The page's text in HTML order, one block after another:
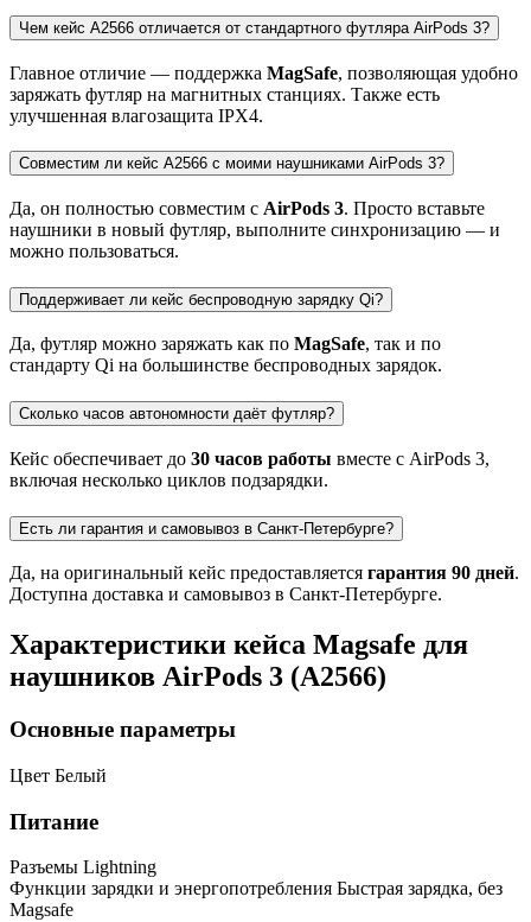
Чем кейс A2566 отличается от стандартного футляра AirPods 3?
Главное отличие — поддержка MagSafe, позволяющая удобно
заряжать футляр на магнитных станциях. Также есть
улучшенная влагозащита IPX4.
Совместим ли кейс A2566 с моими наушниками AirPods 3?
Да, он полностью совместим с AirPods 3. Просто вставьте
наушники в новый футляр, выполните синхронизацию — и
можно пользоваться.
Поддерживает ли кейс беспроводную зарядку Qi?
Да, футляр можно заряжать как по MagSafe, так и по
стандарту Qi на большинстве беспроводных зарядок.
Сколько часов автономности даёт футляр?
Кейс обеспечивает до 30 часов работы вместе с AirPods 3,
включая несколько циклов подзарядки.
Есть ли гарантия и самовывоз в Санкт-Петербурге?
Да, на оригинальный кейс предоставляется гарантия 90 дней.
Доступна доставка и самовывоз в Санкт-Петербурге.
Характеристики кейса Magsafe для
наушников AirPods 3 (A2566)
Основные параметры
Цвет Белый
Питание
Разъемы Lightning
Функции зарядки и энергопотребления Быстрая зарядка, без
Magsafe